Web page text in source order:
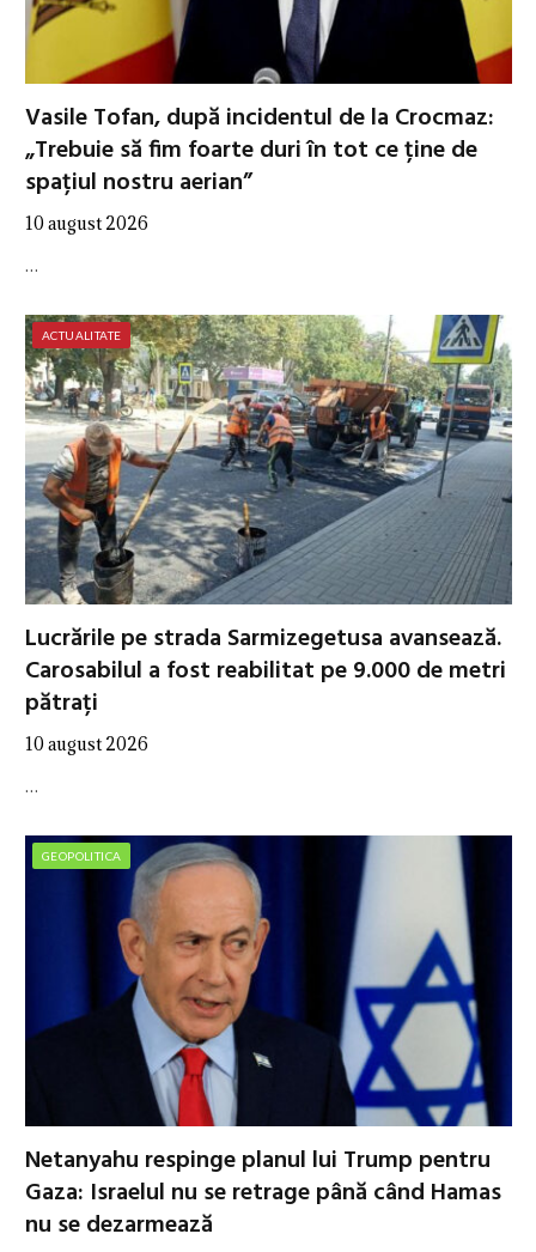
Vasile Tofan, după incidentul de la Crocmaz:
„Trebuie să fim foarte duri în tot ce ține de
spațiul nostru aerian”
10 august 2026
…
ACTUALITATE
Lucrările pe strada Sarmizegetusa avansează.
Carosabilul a fost reabilitat pe 9.000 de metri
pătrați
10 august 2026
…
GEOPOLITICA
Netanyahu respinge planul lui Trump pentru
Gaza: Israelul nu se retrage până când Hamas
nu se dezarmează